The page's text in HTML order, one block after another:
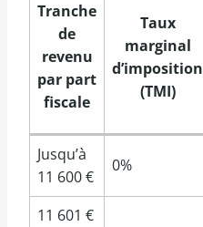
Tranche
de
revenu
par part
fiscale
Taux
marginal
d’imposition
(TMI)
Jusqu’à
11 600 €
0%
11 601 €